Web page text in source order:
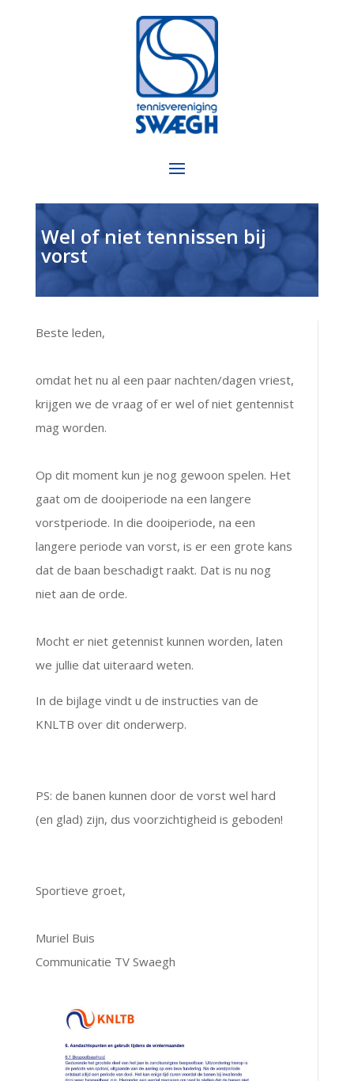
Wel of niet tennissen bij
vorst
Beste leden,
omdat het nu al een paar nachten/dagen vriest,
krijgen we de vraag of er wel of niet gentennist
mag worden.
Op dit moment kun je nog gewoon spelen. Het
gaat om de dooiperiode na een langere
vorstperiode. In die dooiperiode, na een
langere periode van vorst, is er een grote kans
dat de baan beschadigt raakt. Dat is nu nog
niet aan de orde.
Mocht er niet getennist kunnen worden, laten
we jullie dat uiteraard weten.
In de bijlage vindt u de instructies van de
KNLTB over dit onderwerp.
PS: de banen kunnen door de vorst wel hard
(en glad) zijn, dus voorzichtigheid is geboden!
Sportieve groet,
Muriel Buis
Communicatie TV Swaegh